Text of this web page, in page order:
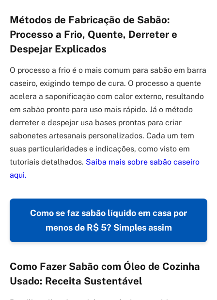
Métodos de Fabricação de Sabão:
Processo a Frio, Quente, Derreter e
Despejar Explicados
O processo a frio é o mais comum para sabão em barra
caseiro, exigindo tempo de cura. O processo a quente
acelera a saponificação com calor externo, resultando
em sabão pronto para uso mais rápido. Já o método
derreter e despejar usa bases prontas para criar
sabonetes artesanais personalizados. Cada um tem
suas particularidades e indicações, como visto em
tutoriais detalhados. Saiba mais sobre sabão caseiro
aqui.
Como se faz sabão líquido em casa por
menos de R$ 5? Simples assim
Como Fazer Sabão com Óleo de Cozinha
Usado: Receita Sustentável